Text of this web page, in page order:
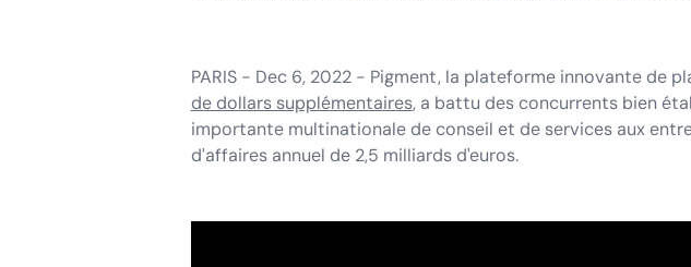
PARIS - Dec 6, 2022 - Pigment, la plateforme innovante de
de dollars supplémentaires, a battu des concurrents bien
importante multinationale de conseil et de services aux
d'affaires annuel de 2,5 milliards d'euros.